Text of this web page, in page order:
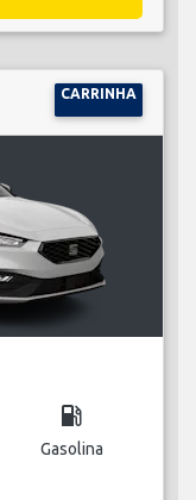
CARRINHA
local_gas_station
Gasolina